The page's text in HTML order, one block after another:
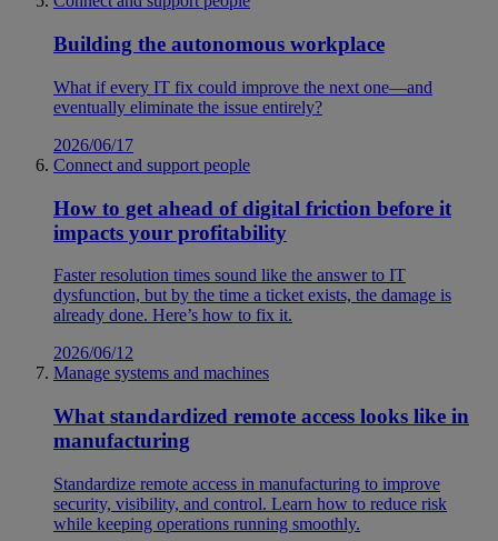
Building the autonomous workplace
What if every IT fix could improve the next one—and
eventually eliminate the issue entirely?
2026/06/17
Connect and support people
How to get ahead of digital friction before it
impacts your profitability
Faster resolution times sound like the answer to IT
dysfunction, but by the time a ticket exists, the damage is
already done. Here’s how to fix it.
2026/06/12
Manage systems and machines
What standardized remote access looks like in
manufacturing
Standardize remote access in manufacturing to improve
security, visibility, and control. Learn how to reduce risk
while keeping operations running smoothly.